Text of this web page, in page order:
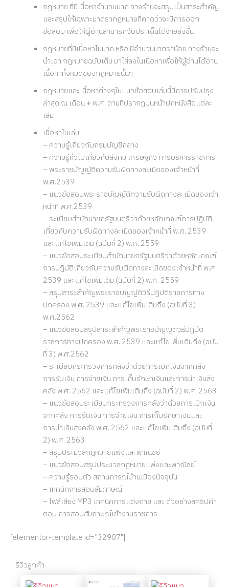
กฎหมาย ที่มีเนื้อหาจำนวนมาก ทางร้านจะสรุปเป็นสาระสำคัญ
และสรุปให้เฉพาะมาตรากฎหมายที่คาดว่าจะมีการออก
ข้อสอบ เพื่อให้ผู้อ่านสามารถจับประเด็นได้ง่ายยิ่งขึ้น
กฎหมายที่มีเนื้อหาไม่มาก หรือ มีจำนวนมาตราน้อย ทางร้านจะ
นำเอา กฎหมายฉบับเต็ม มาใส่ลงในเนื้อหาเพื่อให้ผู้อ่านได้อ่าน
เนื้อหาทั้งหมดของกฎหมายนั้นๆ
กฎหมายและเนื้อหาต่างๆในแนวข้อสอบเล่มนี้มีการปรับปรุง
ล่าสุด ณ เดือน + พ.ศ. ตามที่ปรากฏบนหน้าปกหนังสือแต่ละ
เล่ม
เนื้อหาในเล่ม
– ความรู้เกี่ยวกับกรมบัญชีกลาง
– ความรู้ทั่วไปเกี่ยวกับสังคม เศรษฐกิจ การบริหารราชการ
– พระราชบัญญัติความรับผิดทางละเมิดของเจ้าหน้าที่
พ.ศ.2539
– แนวข้อสอบพระราชบัญญัติความรับผิดทางละเมิดของเจ้า
หน้าที่ พ.ศ.2539
– ระเบียบสำนักนายกรัฐมนตรีว่าด้วยหลักเกณฑ์การปฏิบัติ
เกี่ยวกับความรับผิดทางละเมิดของเจ้าหน้าที่ พ.ศ. 2539
และแก้ไขเพิ่มเติม (ฉบับที่ 2) พ.ศ. 2559
– แนวข้อสอบระเบียบสำนักนายกรัฐมนตรีว่าด้วยหลักเกณฑ์
การปฏิบัติเกี่ยวกับความรับผิดทางละเมิดของเจ้าหน้าที่ พ.ศ.
2539 และแก้ไขเพิ่มเติม (ฉบับที่ 2) พ.ศ. 2559
– สรุปสาระสำคัญพระราชบัญญัติวิธีปฏิบัติราชการทาง
ปกครอง พ.ศ. 2539 และแก้ไขเพิ่มเติมถึง (ฉบับที่ 3)
พ.ศ.2562
– แนวข้อสอบสรุปสาระสำคัญพระราชบัญญัติวิธีปฏิบัติ
ราชการทางปกครอง พ.ศ. 2539 และแก้ไขเพิ่มเติมถึง (ฉบับ
ที่ 3) พ.ศ.2562
– ระเบียบกระทรวงการคลังว่าด้วยการเบิกเงินจากคลัง
การรับเงิน การจ่ายเงิน การเก็บรักษาเงินและการนำเงินส่ง
คลัง พ.ศ. 2562 และแก้ไขเพิ่มเติมถึง (ฉบับที่ 2) พ.ศ. 2563
– แนวข้อสอบระเบียบกระทรวงการคลังว่าด้วยการเบิกเงิน
จากคลัง การรับเงิน การจ่ายเงิน การเก็บรักษาเงินและ
การนำเงินส่งคลัง พ.ศ. 2562 และแก้ไขเพิ่มเติมถึง (ฉบับที่
2) พ.ศ. 2563
– สรุปประมวลกฎหมายแพ่งและพาณิชย์
– แนวข้อสอบสรุปประมวลกฎหมายแพ่งและพาณิชย์
– ความรู้รอบตัว สถานการณ์บ้านเมืองปัจจุบัน
– เทคนิคการสอบสัมภาษณ์
– ไฟล์เสียง MP3 เทคนิคการแต่งกาย และ ตัวอย่างสคริปคำ
ตอบ การสอบสัมภาษณ์เข้างานราชการ
[elementor-template id=”32907″]
รีวิวลูกค้า